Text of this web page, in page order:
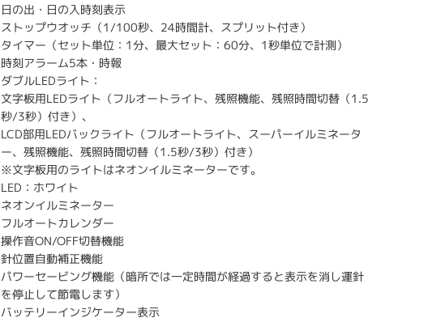
日の出・日の入時刻表示
ストップウオッチ（1/100秒、24時間計、スプリット付き）
タイマー（セット単位：1分、最大セット：60分、1秒単位で計測）
時刻アラーム5本・時報
ダブルLEDライト：
文字板用LEDライト（フルオートライト、残照機能、残照時間切替（1.5
秒/3秒）付き）、
LCD部用LEDバックライト（フルオートライト、スーパーイルミネータ
ー、残照機能、残照時間切替（1.5秒/3秒）付き）
※文字板用のライトはネオンイルミネーターです。
LED：ホワイト
ネオンイルミネーター
フルオートカレンダー
操作音ON/OFF切替機能
針位置自動補正機能
パワーセービング機能（暗所では一定時間が経過すると表示を消し運針
を停止して節電します）
バッテリーインジケーター表示